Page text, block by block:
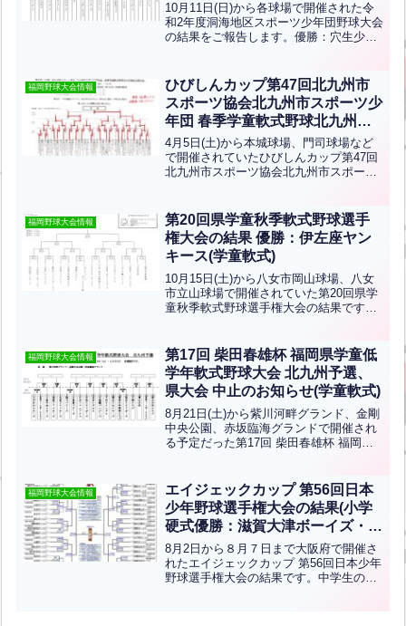
10月11日(日)から各球場で開催された令
和2年度洞海地区スポーツ少年団野球大会
の結果をご報告します。優勝：穴生少年
福岡野球大会情報
ひびしんカップ第47回北九州市
スポーツ協会北九州市スポーツ少
年団 春季学童軟式野球北九州地
区交流大会の結果 優勝：木屋瀬
バンブーズ(学童軟式)
4月5日(土)から本城球場、門司球場など
で開催されていたひびしんカップ第47回
北九州市スポーツ協会北九州市スポーツ
ズ、準優勝は中原ジャイアンツです！お
めでとうございま...全文はクリック
福岡野球大会情報
第20回県学童秋季軟式野球選手
権大会の結果 優勝：伊左座ヤン
キース(学童軟式)
10月15日(土)から八女市岡山球場、八女
市立山球場で開催されていた第20回県学
童秋季軟式野球選手権大会の結果です。
います！優勝チームは、11月26日(土)か
ら鹿児島県...全文はクリック
福岡野球大会情報
第17回 柴田春雄杯 福岡県学童低
学年軟式野球大会 北九州予選、
県大会 中止のお知らせ(学童軟式)
8月21日(土)から紫川河畔グランド、金剛
中央公園、赤坂臨海グランドで開催され
る予定だった第17回 柴田春雄杯 福岡県
福岡野球大会情報
エイジェックカップ 第56回日本
少年野球選手権大会の結果(小学
硬式優勝：滋賀大津ボーイズ・中
学硬式優勝：東海中央ボーイズ)
8月2日から８月７日まで大阪府で開催さ
れたエイジェックカップ 第56回日本少年
野球選手権大会の結果です。中学生の部